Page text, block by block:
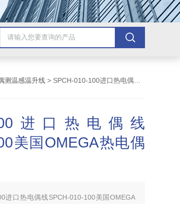
测温感温升线 > SPCH-010-100进口热电偶线SPCH-010-100美国OMEGA热电偶测温线
100进口热电偶线
美国OMEGA热电偶
进口热电偶线SPCH-010-100美国OMEGA